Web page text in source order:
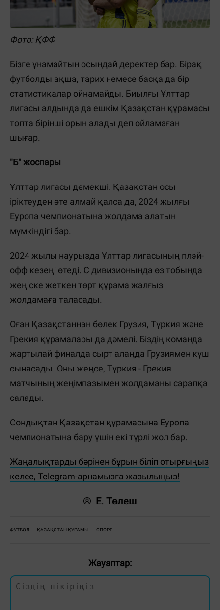
Фото: ҚФФ
Бізге ұнамайтын осындай деректер бар. Бірақ
футболды ақша, тарих немесе басқа да бір
статистикалар ойнамайды. Биылғы Ұлттар
лигасы алдында да ешкім Қазақстан құрамасы
топта бірінші орын алады деп ойламаған
шығар.
"Б" жоспары
Ұлттар лигасы демекші. Қазақстан осы
іріктеуден өте алмай қалса да, 2024 жылғы
Еуропа чемпионатына жолдама алатын
мүмкіндігі бар.
2024 жылы наурызда Ұлттар лигасының плэй-
офф кезеңі өтеді. С дивизионында өз тобында
жеңіске жеткен төрт құрама жалғыз
жолдамаға таласады.
Оған Қазақстаннан бөлек Грузия, Түркия және
Грекия құрамалары да дәмелі. Біздің команда
жартылай финалда сырт алаңда Грузиямен күш
сынасады. Оны жеңсе, Түркия - Грекия
матчының жеңімпазымен жолдаманы сарапқа
салады.
Сондықтан Қазақстан құрамасына Еуропа
чемпионатына бару үшін екі түрлі жол бар.
Жаңалықтарды бәрінен бұрын біліп отырғыңыз
келсе, Telegram-арнамызға жазылыңыз!
Е. Төлеш
ФУТБОЛ ҚАЗАҚСТАН ҚҰРАМЫ СПОРТ
Жауаптар: